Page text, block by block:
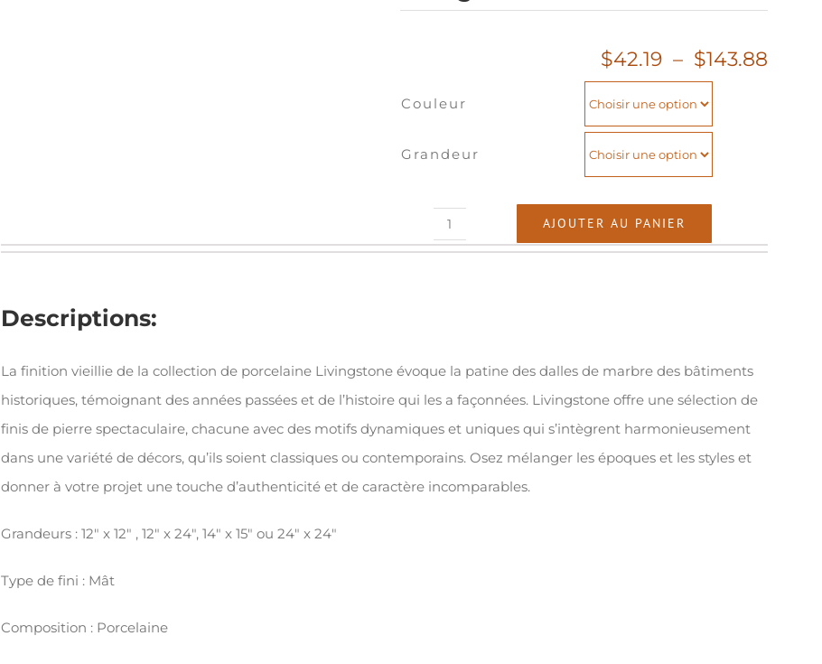
$42.19 – $143.88
Couleur
Grandeur
quantité
AJOUTER AU PANIER
Descriptions:
La finition vieillie de la collection de porcelaine Livingstone évoque la patine des dalles de marbre des bâtiments
historiques, témoignant des années passées et de l’histoire qui les a façonnées. Livingstone offre une sélection de
finis de pierre spectaculaire, chacune avec des motifs dynamiques et uniques qui s’intègrent harmonieusement
dans une variété de décors, qu’ils soient classiques ou contemporains. Osez mélanger les époques et les styles et
donner à votre projet une touche d’authenticité et de caractère incomparables.
Grandeurs : 12″ x 12″ , 12″ x 24″, 14″ x 15″ ou 24″ x 24″
Type de fini : Mât
Composition : Porcelaine